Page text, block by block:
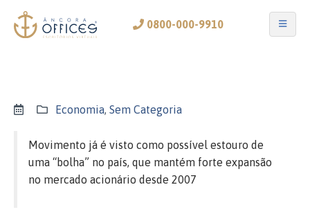
0800-000-9910
Economia, Sem Categoria
Movimento já é visto como possível estouro de
uma “bolha” no país, que mantém forte expansão
no mercado acionário desde 2007